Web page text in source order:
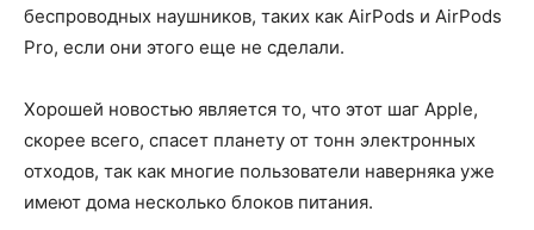
беспроводных наушников, таких как AirPods и AirPods
Pro, если они этого еще не сделали.
Хорошей новостью является то, что этот шаг Apple,
скорее всего, спасет планету от тонн электронных
отходов, так как многие пользователи наверняка уже
имеют дома несколько блоков питания.